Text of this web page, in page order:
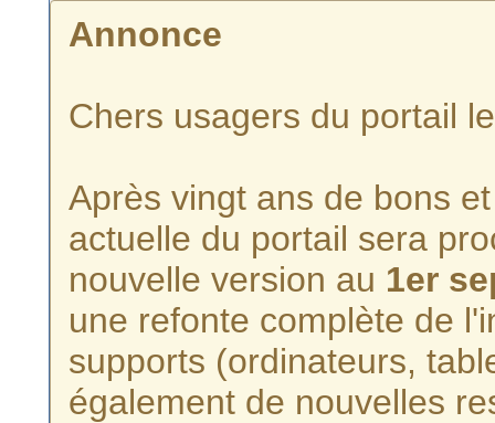
Annonce
Chers usagers du portail
Après vingt ans de bons
actuelle du portail sera
nouvelle version au 1er
une refonte complète de
supports (ordinateurs,
également de nouvelles